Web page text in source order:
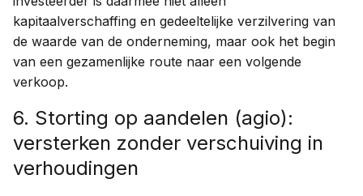
kapitaalverschaffing en gedeeltelijke verzilvering van
de waarde van de onderneming, maar ook het begin
van een gezamenlijke route naar een volgende
verkoop.
6. Storting op aandelen (agio):
versterken zonder verschuiving in
verhoudingen